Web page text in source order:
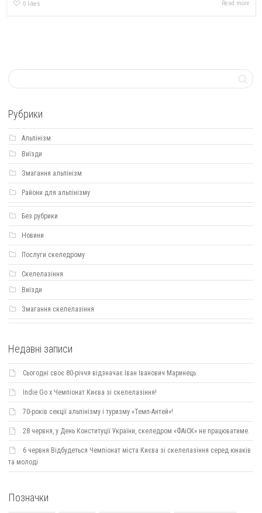
0 likes Read more
Рубрики
Альпінізм
Виїзди
Змагання альпінізм
Райони для альпінізму
Без рубрики
Новини
Послуги скеледрому
Скелелазіння
Виїзди
Змагання скелелазіння
Недавні записи
Сьогодні своє 80-річчя відзначає Іван Іванович Маринець
Indie Go х Чемпіонат Києва зі скелелазіння!
70-років секції альпінізму і туризму «Темп-Антей»!
28 червня, у День Конституції України, скеледром «ФАіСК» не працюватиме.
6 червня Відбудеться Чемпіонат міста Києва зі скелелазіння серед юнаків
та молоді
Позначки